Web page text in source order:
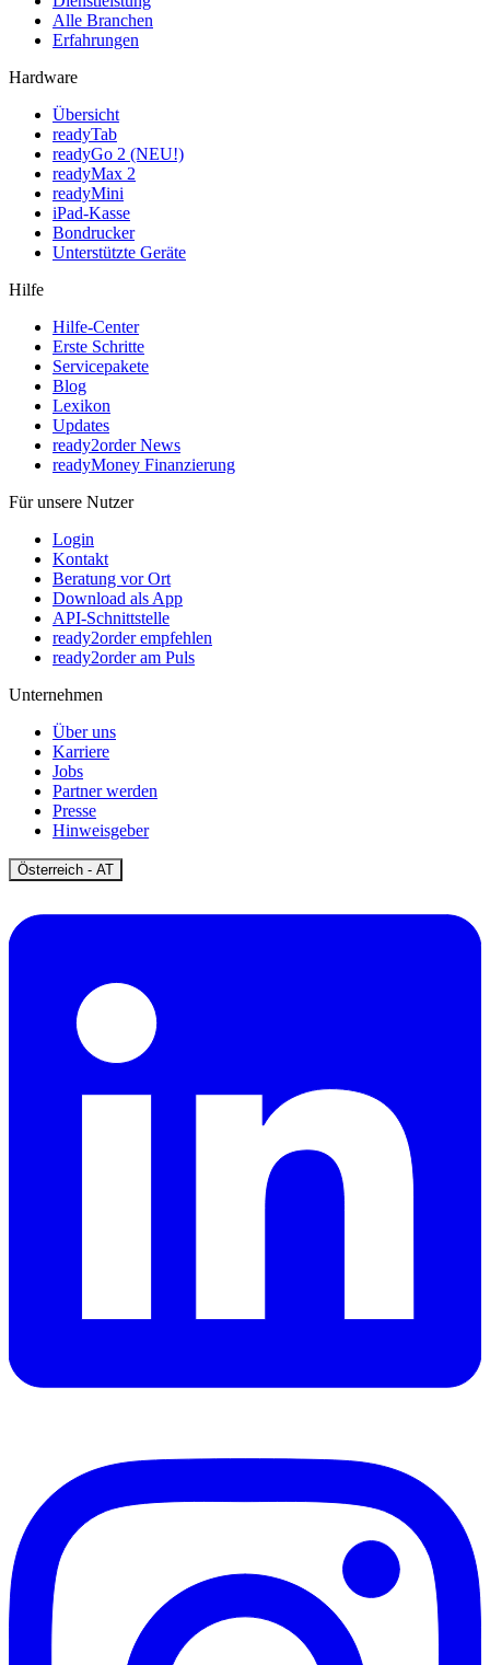
Alle Branchen
Erfahrungen
Hardware
Übersicht
readyTab
readyGo 2 (NEU!)
readyMax 2
readyMini
iPad-Kasse
Bondrucker
Unterstützte Geräte
Hilfe
Hilfe-Center
Erste Schritte
Servicepakete
Blog
Lexikon
Updates
ready2order News
readyMoney Finanzierung
Für unsere Nutzer
Login
Kontakt
Beratung vor Ort
Download als App
API-Schnittstelle
ready2order empfehlen
ready2order am Puls
Unternehmen
Über uns
Karriere
Jobs
Partner werden
Presse
Hinweisgeber
Österreich - ATOpen